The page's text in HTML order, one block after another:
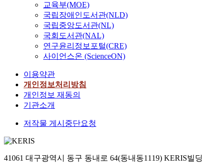
교육부(MOE)
국립장애인도서관(NLD)
국립중앙도서관(NL)
국회도서관(NAL)
연구윤리정보포털(CRE)
사이언스온 (ScienceON)
이용약관
개인정보처리방침
개인정보 재동의
기관소개
저작물 게시중단요청
41061 대구광역시 동구 동내로 64(동내동1119) KERIS빌딩